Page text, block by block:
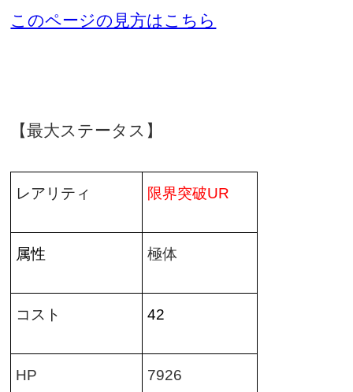
このページの見方はこちら
【最大ステータス】
レアリティ 限界突破UR
属性 極体
コスト 42
HP 7926